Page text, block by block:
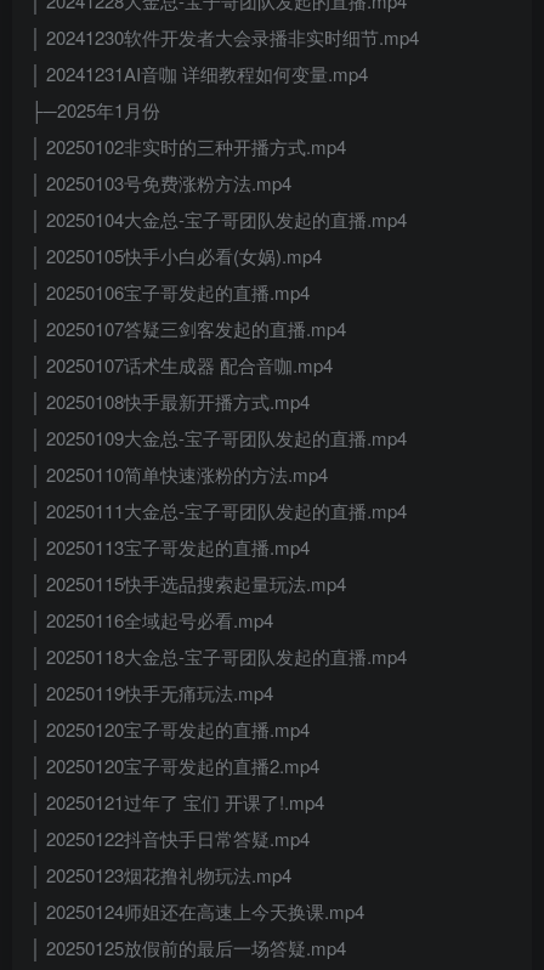
│ 20241230软件开发者大会录播非实时细节.mp4
│ 20241231AI音咖 详细教程如何变量.mp4
├─2025年1月份
│ 20250102非实时的三种开播方式.mp4
│ 20250103号免费涨粉方法.mp4
│ 20250104大金总-宝子哥团队发起的直播.mp4
│ 20250105快手小白必看(女娲).mp4
│ 20250106宝子哥发起的直播.mp4
│ 20250107答疑三剑客发起的直播.mp4
│ 20250107话术生成器 配合音咖.mp4
│ 20250108快手最新开播方式.mp4
│ 20250109大金总-宝子哥团队发起的直播.mp4
│ 20250110简单快速涨粉的方法.mp4
│ 20250111大金总-宝子哥团队发起的直播.mp4
│ 20250113宝子哥发起的直播.mp4
│ 20250115快手选品搜索起量玩法.mp4
│ 20250116全域起号必看.mp4
│ 20250118大金总-宝子哥团队发起的直播.mp4
│ 20250119快手无痛玩法.mp4
│ 20250120宝子哥发起的直播.mp4
│ 20250120宝子哥发起的直播2.mp4
│ 20250121过年了 宝们 开课了!.mp4
│ 20250122抖音快手日常答疑.mp4
│ 20250123烟花撸礼物玩法.mp4
│ 20250124师姐还在高速上今天换课.mp4
│ 20250125放假前的最后一场答疑.mp4